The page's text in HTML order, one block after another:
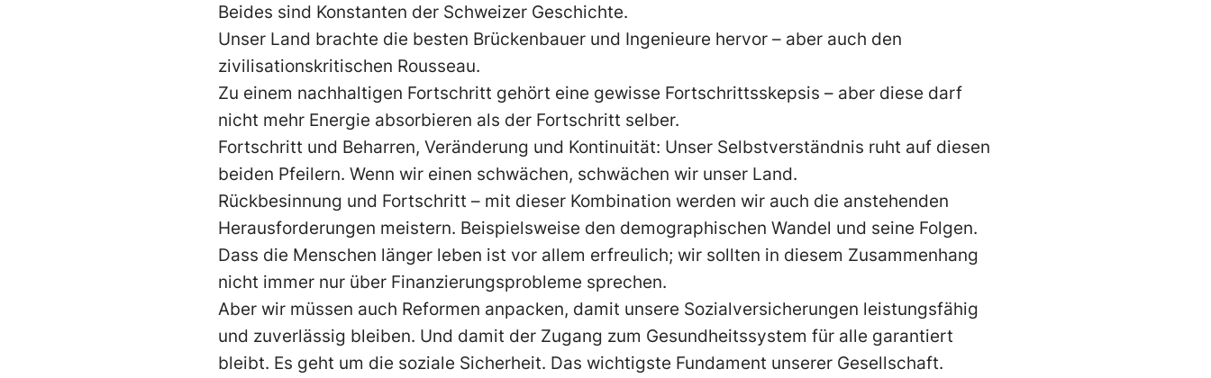
Beides sind Konstanten der Schweizer Geschichte.
Unser Land brachte die besten Brückenbauer und Ingenieure hervor – aber auch den
zivilisationskritischen Rousseau.
Zu einem nachhaltigen Fortschritt gehört eine gewisse Fortschrittsskepsis – aber diese darf
nicht mehr Energie absorbieren als der Fortschritt selber.
Fortschritt und Beharren, Veränderung und Kontinuität: Unser Selbstverständnis ruht auf diesen
beiden Pfeilern. Wenn wir einen schwächen, schwächen wir unser Land.
Rückbesinnung und Fortschritt – mit dieser Kombination werden wir auch die anstehenden
Herausforderungen meistern. Beispielsweise den demographischen Wandel und seine Folgen.
Dass die Menschen länger leben ist vor allem erfreulich; wir sollten in diesem Zusammenhang
nicht immer nur über Finanzierungsprobleme sprechen.
Aber wir müssen auch Reformen anpacken, damit unsere Sozialversicherungen leistungsfähig
und zuverlässig bleiben. Und damit der Zugang zum Gesundheitssystem für alle garantiert
bleibt. Es geht um die soziale Sicherheit. Das wichtigste Fundament unserer Gesellschaft.